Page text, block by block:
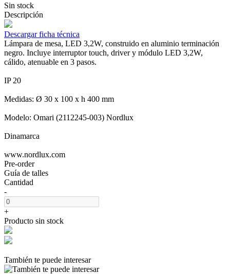
Sin stock
Descripción
Descargar ficha técnica
Lámpara de mesa, LED 3,2W, construido en aluminio terminación
negro. Incluye interruptor touch, driver y módulo LED 3,2W,
cálido, atenuable en 3 pasos.
IP 20
Medidas: Ø 30 x 100 x h 400 mm
Modelo: Omari (2112245-003) Nordlux
Dinamarca
www.nordlux.com
Pre-order
Guía de talles
Cantidad
-
+
Producto sin stock
También te puede interesar